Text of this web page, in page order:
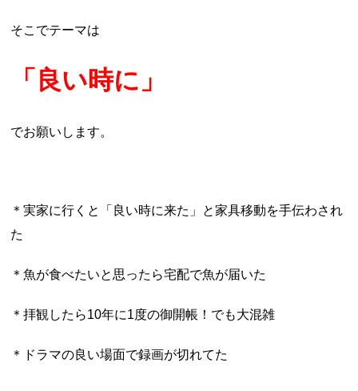
そこでテーマは
「良い時に」
でお願いします。
＊実家に行くと「良い時に来た」と家具移動を手伝わされ
た
＊魚が食べたいと思ったら宅配で魚が届いた
＊拝観したら10年に1度の御開帳！でも大混雑
＊ドラマの良い場面で録画が切れてた